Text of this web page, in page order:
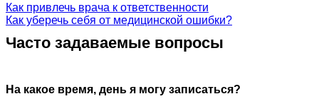
Как привлечь врача к ответственности
Как уберечь себя от медицинской ошибки?
Часто задаваемые вопросы
На какое время, день я могу записаться?